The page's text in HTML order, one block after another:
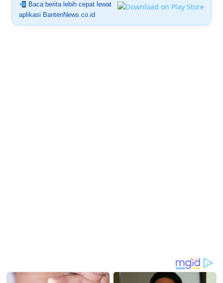
Baca berita lebih cepat lewat
aplikasi BantenNews.co.id